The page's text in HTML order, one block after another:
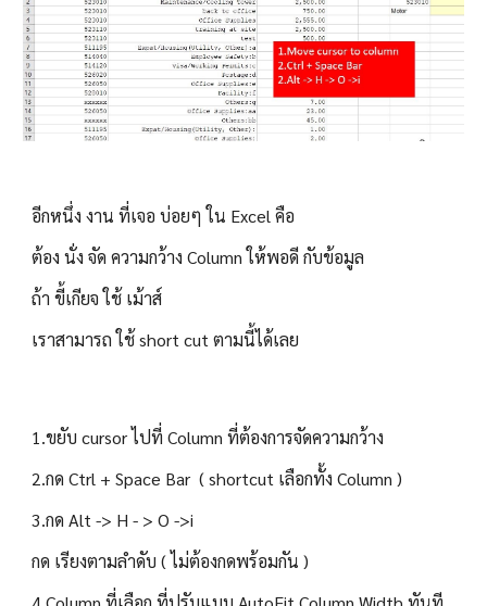
อีกหนึ่ง งาน ที่เจอ บ่อยๆ ใน Excel คือ
ต้อง นั่ง จัด ความกว้าง Column ให้พอดี กับข้อมูล
ถ้า ขี้เกียจ ใช้ เม้าส์
เราสามารถ ใช้ short cut ตามนี้ได้เลย
1.ขยับ cursor ไปที่ Column ที่ต้องการจัดความกว้าง
2.กด Ctrl + Space Bar  ( shortcut เลือกทั้ง Column )
3.กด Alt -> H - > O ->i
กด เรียงตามลำดับ ( ไม่ต้องกดพร้อมกัน )